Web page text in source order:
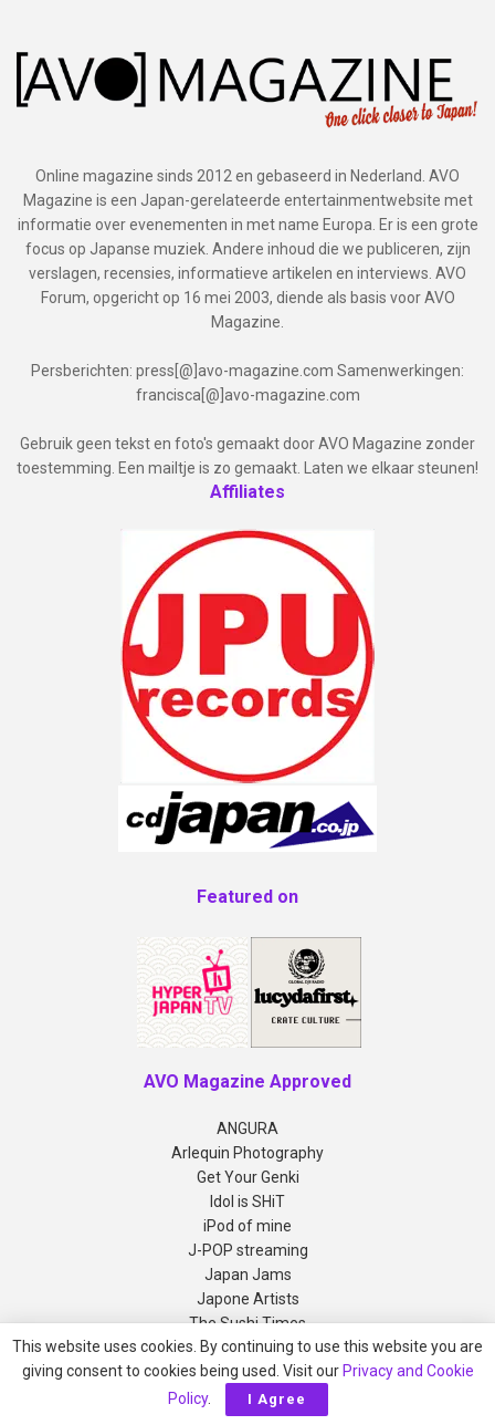
Online magazine sinds 2012 en gebaseerd in Nederland. AVO
Magazine is een Japan-gerelateerde entertainmentwebsite met
informatie over evenementen in met name Europa. Er is een grote
focus op Japanse muziek. Andere inhoud die we publiceren, zijn
verslagen, recensies, informatieve artikelen en interviews. AVO
Forum, opgericht op 16 mei 2003, diende als basis voor AVO
Magazine.
Persberichten: press[@]avo-magazine.com Samenwerkingen:
francisca[@]avo-magazine.com
Gebruik geen tekst en foto's gemaakt door AVO Magazine zonder
toestemming. Een mailtje is zo gemaakt. Laten we elkaar steunen!
Affiliates
Featured on
AVO Magazine Approved
ANGURA
Arlequin Photography
Get Your Genki
Idol is SHiT
iPod of mine
J-POP streaming
Japan Jams
Japone Artists
The Sushi Times
Copyright © 2012-2026 AVO Magazine
This website uses cookies. By continuing to use this website you are
giving consent to cookies being used. Visit our Privacy and Cookie
Policy. I Agree